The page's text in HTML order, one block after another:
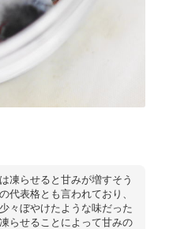
凍らせると甘みが増すそう
代表格とも言われており、
々ぼやけたような味だった
らせることによって甘みの